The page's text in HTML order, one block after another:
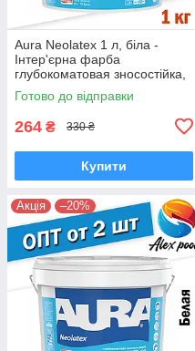
Aura Neolatex 1 л, біла -
Інтер'єрна фарба
глубокоматовая зносостійка,
тонується, для дитячих
кімнат
Готово до відправки
264 ₴ 330 ₴
Купити
Акція –20%